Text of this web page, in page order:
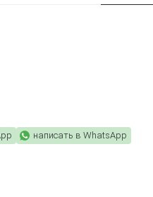
написать в WhatsApp